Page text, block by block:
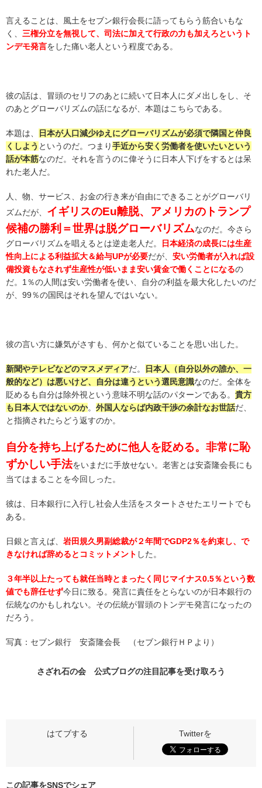
言えることは、風土をセブン銀行会長に語ってもらう筋合いもな
く、 三権分立を無視して、司法に加えて行政の力も加えろというト
ンデモ発言をした痛い老人という程度である。
彼の話は、冒頭のセリフのあとに続いて日本人にダメ出しをし、そ
のあとグローバリズムの話になるが、本題はこちらである。
本題は、
日本が人口減少ゆえにグローバリズムが必須で隣国と仲良
くしよう というのだ。つまり手近から安く労働者を使いたいという
話が本筋なのだ。それを言うのに偉そうに日本人下げをするとは呆
れた老人だ。
人、物、サービス、お金の行き来が自由にできることがグローバリ
ズムだが、 イギリスのEu離脱、アメリカのトランプ
候補の勝利＝世界は脱グローバリズムなのだ。今さら
グローバリズムを唱えるとは逆走老人だ。
日本経済の成長には生産
性向上による利益拡大＆給与UPが必要だが、 安い労働者が入れば設
備投資もなされず生産性が低いまま安い賃金で働くことになるの
だ。1％の人間は安い労働者を使い、自分の利益を最大化したいのだ
が、99％の国民はそれを望んではいない。
彼の言い方に嫌気がさすも、何かと似ていることを思い出した。
新聞やテレビなどのマスメディアだ。
日本人（自分以外の誰か、一
般的など）は悪いけど、自分は違うという選民意識なのだ。全体を
貶めるも自分は除外視という意味不明な話のパターンである。 貴方
も日本人ではないのか。 外国人ならば内政干渉の余計なお世話だ、
と指摘されたらどう返すのか。
自分を持ち上げるために他人を貶める。非常に恥
ずかしい手法をいまだに手放せない。老害とは安斎隆会長にも
当てはまることを今回しった。
彼は、日本銀行に入行し社会人生活をスタートさせたエリートでも
ある。
日銀と言えば、 岩田規久男副総裁が２年間でGDP2％を約束し、で
きなければ辞めるとコミットメント した。
３年半以上たっても就任当時とまったく同じマイナス0.5％という数
値でも辞任せず今日に致る。発言に責任をとらないのが日本銀行の
伝統なのかもしれない。その伝統が冒頭のトンデモ発言になったの
だろう。
写真：セブン銀行 安斎隆会長 （セブン銀行ＨＰより）
さざれ石の会 公式ブログの注目記事を受け取ろう
この記事をSNSでシェア